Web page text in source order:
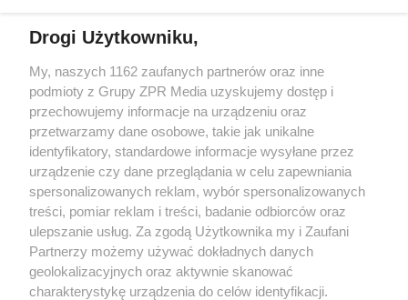
Drogi Użytkowniku,
My, naszych 1162 zaufanych partnerów oraz inne
podmioty z Grupy ZPR Media uzyskujemy dostęp i
przechowujemy informacje na urządzeniu oraz
przetwarzamy dane osobowe, takie jak unikalne
identyfikatory, standardowe informacje wysyłane przez
urządzenie czy dane przeglądania w celu zapewniania
spersonalizowanych reklam, wybór spersonalizowanych
treści, pomiar reklam i treści, badanie odbiorców oraz
ulepszanie usług. Za zgodą Użytkownika my i Zaufani
Partnerzy możemy używać dokładnych danych
geolokalizacyjnych oraz aktywnie skanować
charakterystykę urządzenia do celów identyfikacji.